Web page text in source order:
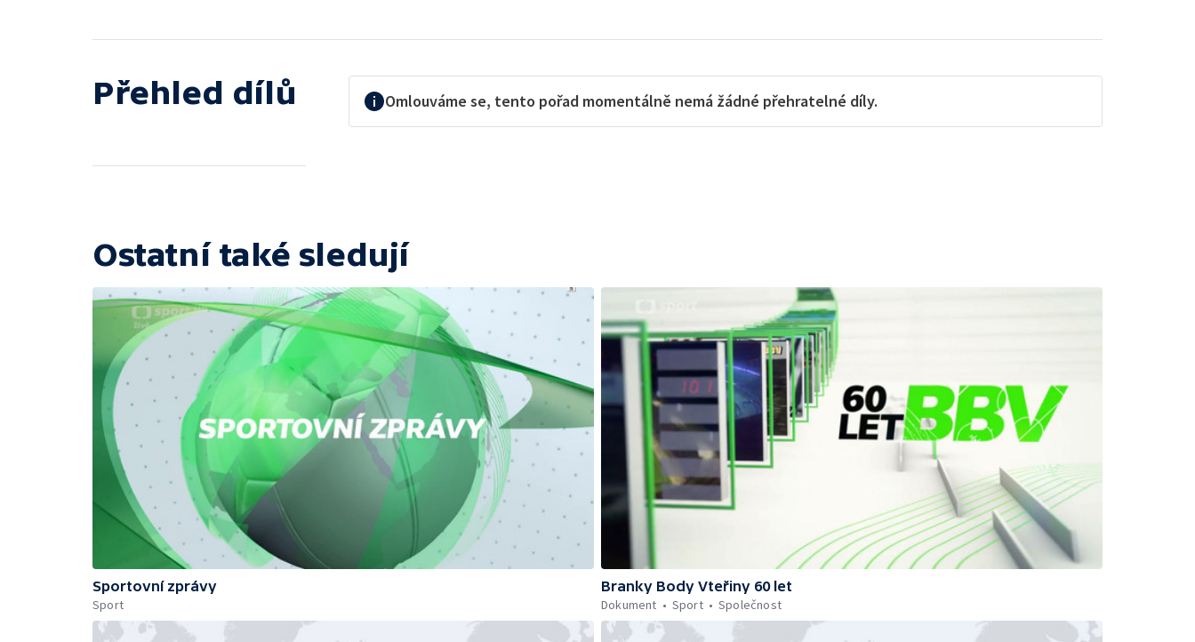
Přehled dílů Omlouváme se, tento pořad momentálně nemá žádné přehratelné díly.
Ostatní také sledují
Sportovní zprávy
Sport
Branky Body Vteřiny 60 let
Dokument
Sport Společnost